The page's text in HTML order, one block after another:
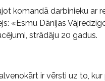
komandā darbinieku ar
«Esmu Dānijas
strādāju 20 gadus.
ir vērsti uz to,